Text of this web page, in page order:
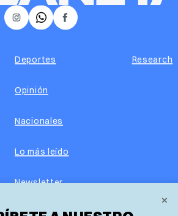
×
𝕏 Facebook
Instagram
Deportes
Opinión
Nacionales
Lo más leído
Newsletter
Edición impresa
Research